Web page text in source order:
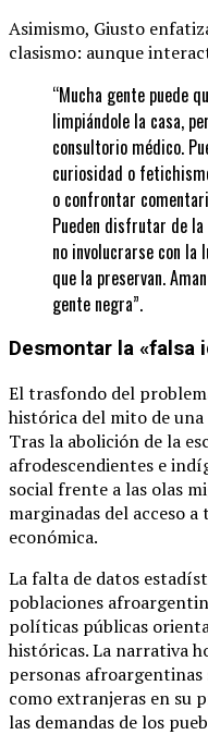
Asimismo, Giusto
clasismo: aunque
“Mucha gente puede
limpiándole la casa,
consultorio médico.
curiosidad o
o confrontar
Pueden disfrutar de
no involucrarse con la
que la preservan.
gente negra”.
Desmontar la «falsa
El trasfondo del
histórica del mito de una
Tras la abolición de la
afrodescendientes e
social frente a las olas
marginadas del acceso
económica.
La falta de datos
poblaciones
políticas públicas
históricas. La narrativa
personas
como extranjeras en su
las demandas de los